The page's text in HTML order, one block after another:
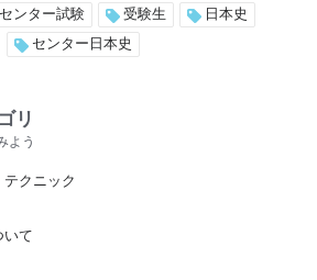
ンター試験 受験生
日本史
センター日本史
リ
よう
クニック
いて